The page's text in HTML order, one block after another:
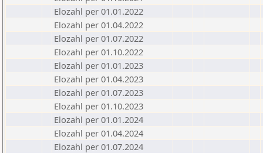
Elozahl per 01.01.2022
Elozahl per 01.04.2022
Elozahl per 01.07.2022
Elozahl per 01.10.2022
Elozahl per 01.01.2023
Elozahl per 01.04.2023
Elozahl per 01.07.2023
Elozahl per 01.10.2023
Elozahl per 01.01.2024
Elozahl per 01.04.2024
Elozahl per 01.07.2024